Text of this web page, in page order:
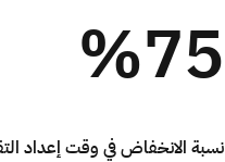
%75
نسبة الانخفاض في وقت إعداد